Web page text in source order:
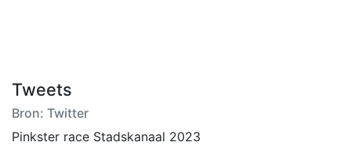
Tweets
Bron: Twitter
Pinkster race Stadskanaal 2023